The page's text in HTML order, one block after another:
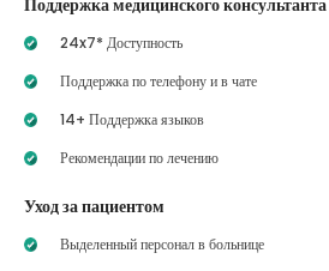
Поддержка медицинского консультанта
24x7* Доступность
Поддержка по телефону и в чате
14+ Поддержка языков
Рекомендации по лечению
Уход за пациентом
Выделенный персонал в больнице